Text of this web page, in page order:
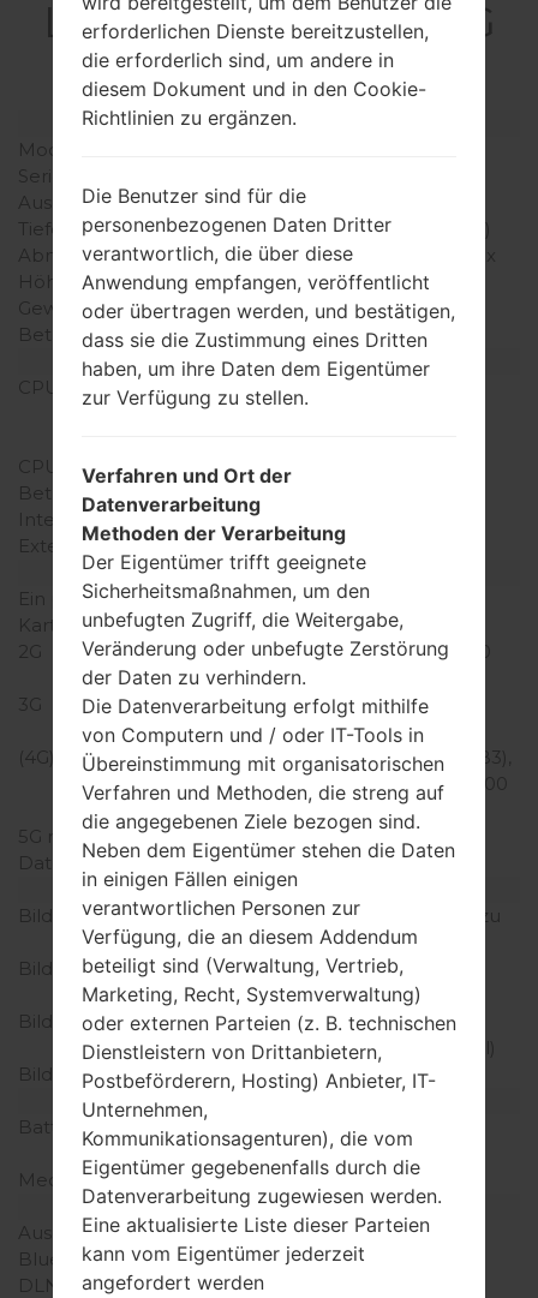
LGL24(LGL24) akaLG
G2 Isai
Modell und seine Eigenschaften
Modell
Serie
Ausgabe
Juli, 2014
Tiefe
10.5 millimeter (0.41 Zoll)
Abmessungen (Breite /
Höhe)
145 x 76 millimeter (5.71 x
2.99 Zoll)
Gewicht
154 gramm (5.43 unzen)
Betriebssystem
Android 4.4.2 (KitKat)
Ausrüstung
CPU
2.5 GHz Qualcomm
Snapdragon 801
CPU-Kerne
Quad-core
Betriebsgedächtnis
Interner Speicher
32GB
Externer Speicher
MicroSD, zu 128 GB
Netzwerk und Daten
Ein paar Plätze für SIM-
Karten
1 Micro-SIM
2G
GSM 850/900/1800/1900
MHz
3G
HSDPA 850/1900/2100
MHz
(4G) LTE
LTE2100 (B1), LTE1800 (B3),
LTE800 (B18), TD-LTE2500
(B41)
5G network
-
Daten
GPRS/EDGE
Anzeige
Bildschirmgröße
5.5 in (~75% Bildschirm zu
Körper Verhältnis)
Bildschirmtyp
IPS LCD kapazitiver
Touchscreen
Bildschirmerweiterung
1440 x 2560 Pixel (~537
Dichte der Pixel pro Zoll)
Bildschirmfarben
16M Farben
Batterie und Tastatur
Batteriekapazität
nicht entfernbar Li-Po
3000 mAh
Mechanische Tastatur
-
Interfaces
Ausgabe für Audio
3.5mm jack
Bluetooth
Version 4.0
DLNA
erforderlichen Dienste bereitzustellen,
die erforderlich sind, um andere in
diesem Dokument und in den Cookie-
Richtlinien zu ergänzen.
Die Benutzer sind für die
personenbezogenen Daten Dritter
verantwortlich, die über diese
Anwendung empfangen, veröffentlicht
oder übertragen werden, und bestätigen,
dass sie die Zustimmung eines Dritten
haben, um ihre Daten dem Eigentümer
zur Verfügung zu stellen.
Verfahren und Ort der
Datenverarbeitung
Methoden der Verarbeitung
Der Eigentümer trifft geeignete
Sicherheitsmaßnahmen, um den
unbefugten Zugriff, die Weitergabe,
Veränderung oder unbefugte Zerstörung
der Daten zu verhindern.
Die Datenverarbeitung erfolgt mithilfe
von Computern und / oder IT-Tools in
Übereinstimmung mit organisatorischen
Verfahren und Methoden, die streng auf
die angegebenen Ziele bezogen sind.
Neben dem Eigentümer stehen die Daten
in einigen Fällen einigen
verantwortlichen Personen zur
Verfügung, die an diesem Addendum
beteiligt sind (Verwaltung, Vertrieb,
Marketing, Recht, Systemverwaltung)
oder externen Parteien (z. B. technischen
Dienstleistern von Drittanbietern,
Postbeförderern, Hosting) Anbieter, IT-
Unternehmen,
Kommunikationsagenturen), die vom
Eigentümer gegebenenfalls durch die
Datenverarbeitung zugewiesen werden.
Eine aktualisierte Liste dieser Parteien
kann vom Eigentümer jederzeit
angefordert werden